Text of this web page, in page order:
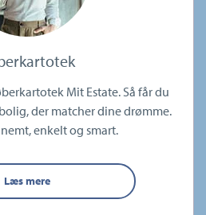
Mit Estate. Så får du
der matcher dine drømme.
enkelt og smart.
Læs mere